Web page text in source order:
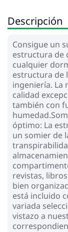
Descripción
Consigue un
estructura de
cualquier
estructura de
ingeniería. La
calidad
también con
óptimo: La
un somier de
revistas,
bien
está incluido
variada
vistazo a